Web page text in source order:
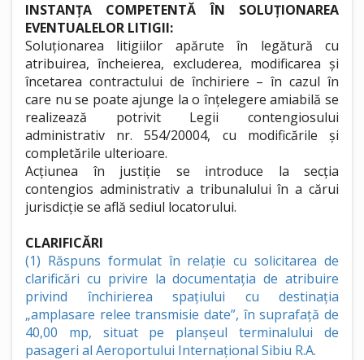
INSTANȚA COMPETENTĂ ÎN SOLUȚIONAREA
EVENTUALELOR LITIGII:
Soluționarea litigiilor apărute în legătură cu
atribuirea, încheierea, excluderea, modificarea și
încetarea contractului de închiriere – în cazul în
care nu se poate ajunge la o înțelegere amiabilă se
realizează potrivit Legii contengiosului
administrativ nr. 554/20004, cu modificările și
completările ulterioare.
Acțiunea în justiție se introduce la secția
contengios administrativ a tribunalului în a cărui
jurisdicție se află sediul locatorului.
CLARIFICĂRI
(1) Răspuns formulat în relație cu solicitarea de
clarificări cu privire la documentația de atribuire
privind închirierea spațiului cu destinația
„amplasare relee transmisie date”, în suprafață de
40,00 mp, situat pe planșeul terminalului de
pasageri al Aeroportului Internațional Sibiu R.A.